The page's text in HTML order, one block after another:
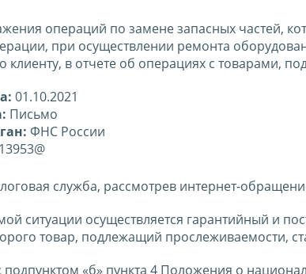
операций по замене запасных частей,
при осуществлении ремонта
клиенту, в отчете об операциях с товарами,
01.10.2021
Письмо
ФНС России
служба, рассмотрев интернет-
ситуации осуществляется гарантийный и
товар, подлежащий прослеживаемости,
подпунктом «б» пункта 4 Положения о